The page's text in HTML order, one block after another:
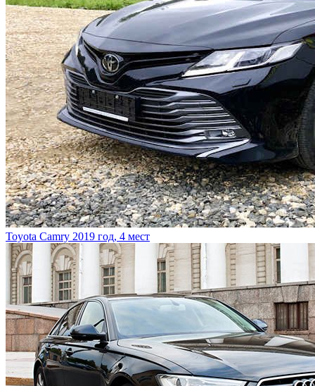
Toyota Camry 2019 год, 4 мест